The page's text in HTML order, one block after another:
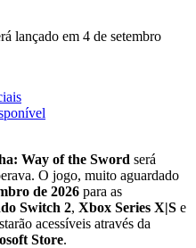
Way of the Sword será
O jogo, muito aguardado
de 2026 para as
Switch 2, Xbox Series X|S e
acessíveis através da
Store.